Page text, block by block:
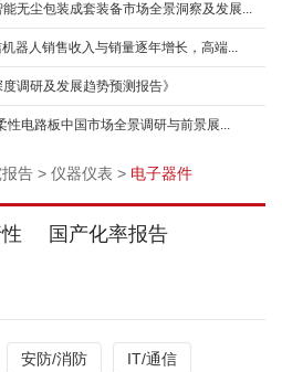
能无尘包装成套装备市场全景洞察及发展...
器人销售收入与销量逐年增长，高端...
调研及发展趋势预测报告》
性电路板中国市场全景调研与前景展...
告 > 仪器仪表 > 电子器件
国产化率报告
安防/消防 IT/通信